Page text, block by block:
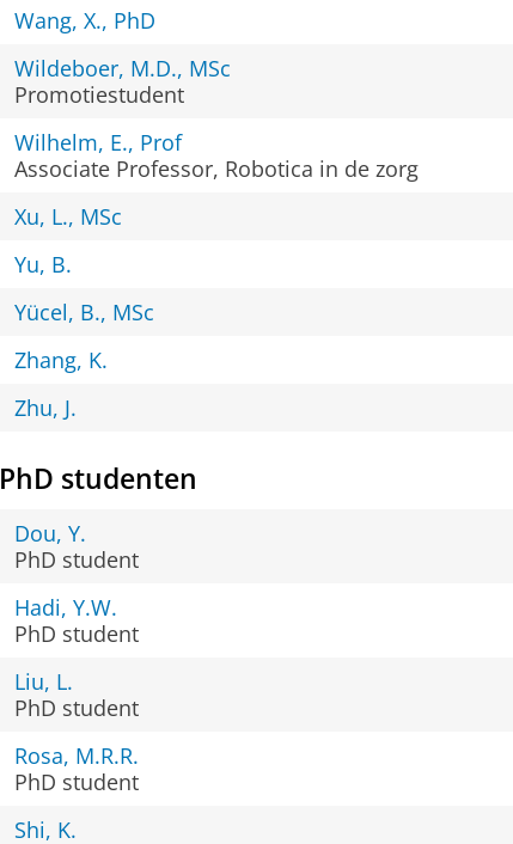
Wang, X., PhD
Wildeboer, M.D., MSc
Promotiestudent
Wilhelm, E., Prof
Associate Professor, Robotica in de zorg
Xu, L., MSc
Yu, B.
Yücel, B., MSc
Zhang, K.
Zhu, J.
PhD studenten
Dou, Y.
PhD student
Hadi, Y.W.
PhD student
Liu, L.
PhD student
Rosa, M.R.R.
PhD student
Shi, K.